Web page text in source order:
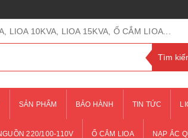
LIOA 10KVA, LIOA 15KVA, Ổ CẮM LIOA...
SẢN PHẨM BẢO HÀNH TIN TỨC
220/100-110V Ổ CẮM LIOA NẠP ẮC